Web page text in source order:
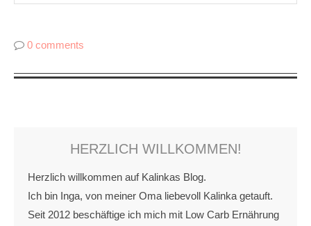
0 comments
HERZLICH WILLKOMMEN!
Herzlich willkommen auf Kalinkas Blog.
Ich bin Inga, von meiner Oma liebevoll Kalinka getauft.
Seit 2012 beschäftige ich mich mit Low Carb Ernährung